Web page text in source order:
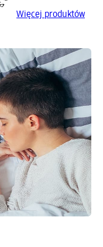
Więcej produktów